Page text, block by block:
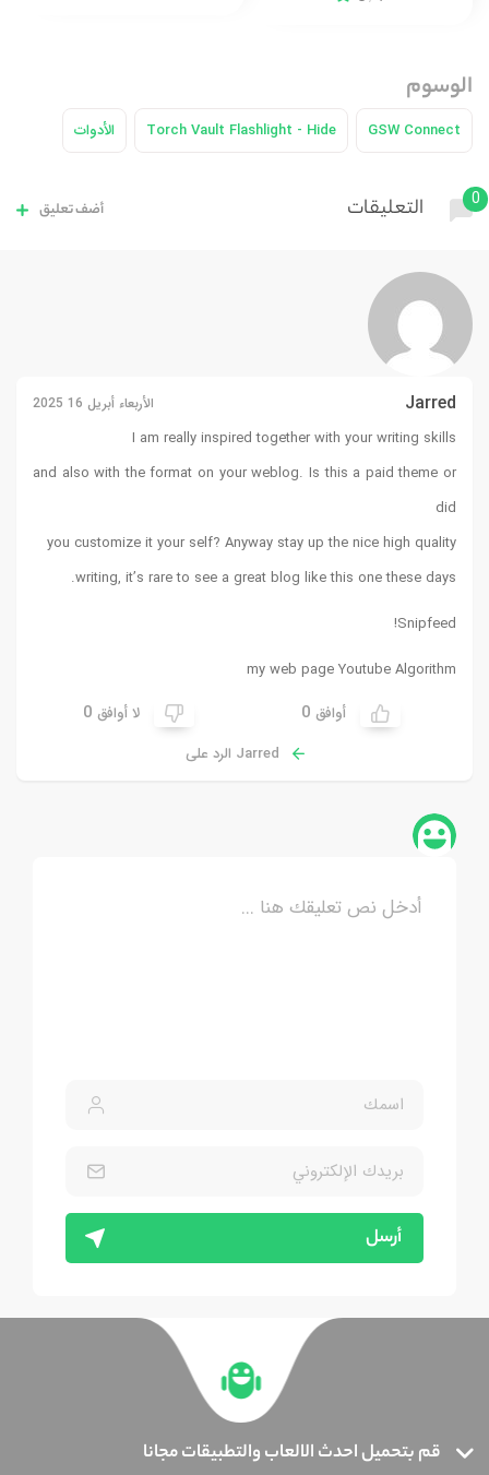
الوسوم
GSW Connect
Torch Vault Flashlight - Hide الأدوات
0 التعليقات أضف تعليق
Jarred الأربعاء أبريل 16 2025
I am really inspired together with your writing skills
and also with the format on your weblog. Is this a paid theme or
did
you customize it your self? Anyway stay up the nice high quality
writing, it’s rare to see a great blog like this one these days.
Snipfeed
!
my web pageYoutube Algorithm
أوافق 0 لا أوافق 0
Jarred الرد على
أرسل
قم بتحميل احدث الالعاب والتطبيقات مجانا